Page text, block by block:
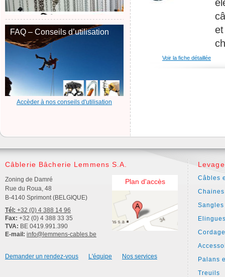
FAQ – Conseils d’utilisation
Accèder à nos conseils d'utilisation
Voir la fiche détaillée
Câblerie Bâcherie Lemmens S.A.
Plan d'accès
Zoning de Damré
Rue du Roua, 48
B-4140 Sprimont (BELGIQUE)
Tél: +32 (0) 4 388 14 96
Fax: +32 (0) 4 388 33 35
TVA: BE 0419.991.390
E-mail: info@lemmens-cables.be
Demander un rendez-vous L'équipe Nos services
Câbles
Palans
Treuils